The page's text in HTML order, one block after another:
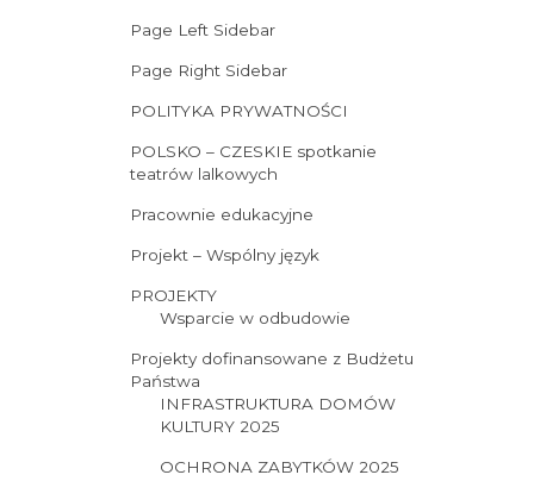
Page Left Sidebar
Page Right Sidebar
POLITYKA PRYWATNOŚCI
POLSKO – CZESKIE spotkanie
teatrów lalkowych
Pracownie edukacyjne
Projekt – Wspólny język
PROJEKTY
Wsparcie w odbudowie
Projekty dofinansowane z Budżetu
Państwa
INFRASTRUKTURA DOMÓW
KULTURY 2025
OCHRONA ZABYTKÓW 2025